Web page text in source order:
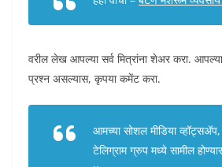
वरील लेख आपल्या सर्व मित्रांना शेअर करा.
प्रश्न असल्यास, कृपया कमेंट करा.
आमच्या सोशल मीडिया
टेलिग्राम ग्रुप मध्ये सामील